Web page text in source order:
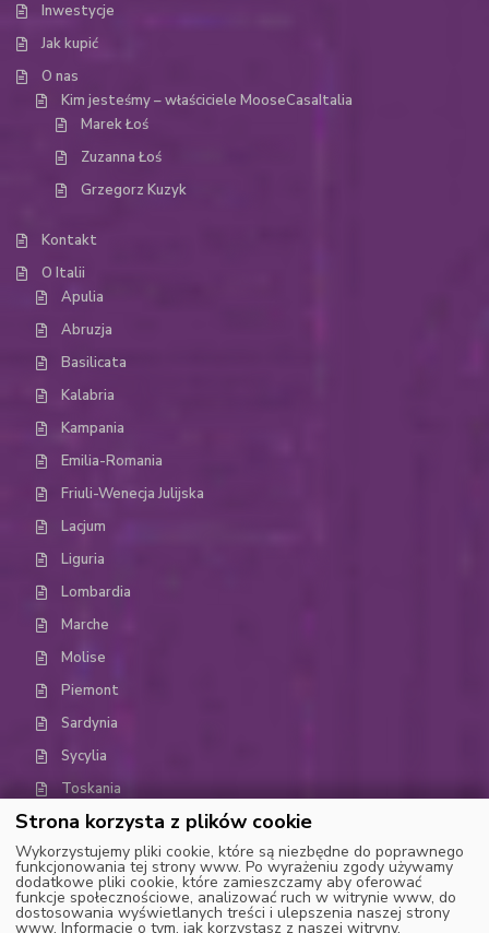
Inwestycje
Jak kupić
O nas
Kim jesteśmy – właściciele MooseCasaItalia
Marek Łoś
Zuzanna Łoś
Grzegorz Kuzyk
Kontakt
O Italii
Apulia
Abruzja
Basilicata
Kalabria
Kampania
Emilia-Romania
Friuli-Wenecja Julijska
Lacjum
Liguria
Lombardia
Marche
Molise
Piemont
Sardynia
Sycylia
Toskania
Trydent-Górna Adyga (Trentino-Alto Adige)
Umbria
Dolina Aosty
Wenecja Euganejska (Weneto)
Strona korzysta z plików cookie
Wykorzystujemy pliki cookie, które są niezbędne do poprawnego
funkcjonowania tej strony www. Po wyrażeniu zgody używamy
dodatkowe pliki cookie, które zamieszczamy aby oferować
funkcje społecznościowe, analizować ruch w witrynie www, do
dostosowania wyświetlanych treści i ulepszenia naszej strony
www. Informacje o tym, jak korzystasz z naszej witryny,